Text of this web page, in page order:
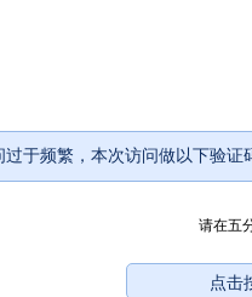
过于频繁，本次访问做以下验证
请在五